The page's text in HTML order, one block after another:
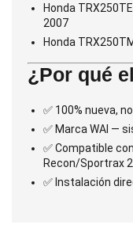
Honda
2007
Honda
¿Por qué
✅ 100% nueva,
✅ Marca WAI —
✅ Compatible
Recon/Sportrax
✅ Instalación